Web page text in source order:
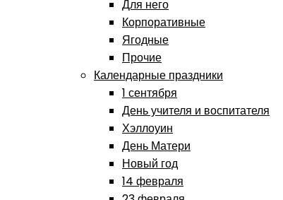
Для него
Корпоративные
Ягодные
Прочие
Календарные праздники
1 сентября
День учителя и воспитателя
Хэллоуин
День Матери
Новый год
14 февраля